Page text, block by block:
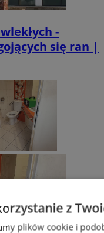
-
się ran |
z
plików cookie i